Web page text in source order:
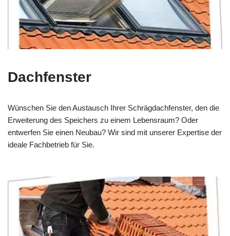
Dachfenster
Wünschen Sie den Austausch Ihrer Schrägdachfenster, den die
Erweiterung des Speichers zu einem Lebensraum? Oder
entwerfen Sie einen Neubau? Wir sind mit unserer Expertise der
ideale Fachbetrieb für Sie.